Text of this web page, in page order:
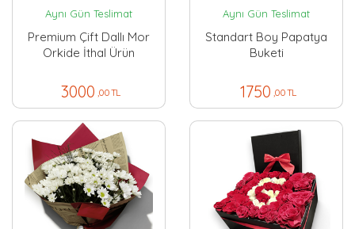
Aynı Gün Teslimat
Premium Çift Dallı Mor
Orkide İthal Ürün
3000 ,00 TL
Aynı Gün Teslimat
Standart Boy Papatya
Buketi
1750 ,00 TL